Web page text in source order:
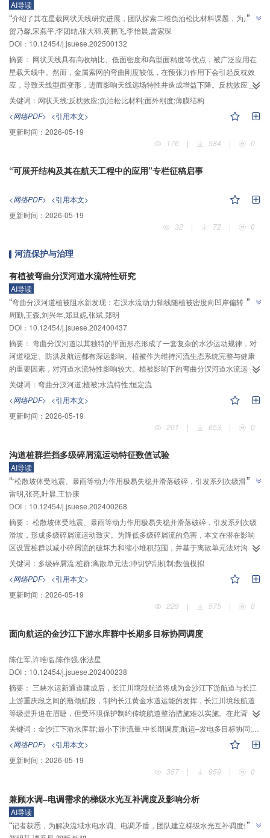
在不同荷载工况下的褶皱分布形貌和模态测试结果，并将其与数值分析结果进
行比较。研究发现，薄膜褶皱程度随张力增加逐渐降低，测得的褶皱方向、模
态频率及振型与数值仿真结果基本一致，验证了平面薄膜张拉方案的有效性和
数值分析结果的可靠性。
AI导读
“介绍了其在星载网状天线研究进展，团队探索二维负泊松比材料课题，为反枕
效应瓶颈提供解决方案”
”
贺乃馨,宋燕平,李团结,张大羽,黄鹏飞,李怡晨,曾家琛
DOI： 10.12454/j.jsuese.202500132
摘要： 网状天线具有高收纳比、低面密度和高型面精度等优点，被广泛应用在
星载天线中。然而，金属索网的弯曲刚度较低，在预张力作用下会引起反枕效
应，导致天线型面变形，进而影响天线远场特性并造成增益下降。反枕效应已
成为制约网状天线向大口径、高精度发展的主要瓶颈之一。本文系统总结了当
前反枕效应的解决方案，主要包括：基于薄壳无矩理论的解决方案（施加面外
载荷、优化边界形状和调整薄膜内力比）、基于薄壳理论的解决方案（减小薄
壳厚度或减小薄壳杨氏模量），同时指出这些方案均存在一定的局限性。在此
基础上，结合超材料的最新研究进展，提出将二维负泊松比材料制成薄板，并
的曲面为正高斯曲率曲面，从而解决反枕效应。由于应用于网状天线上的负泊
负泊松比材料，针对现有负泊松比材料拉伸载荷下容易失效、难以匹配张拉系
统的问题，提出了一种新型预收卷六韧带手性材料，新型材料对缓解反枕效
应、简化天线结构、缩减天线质量具有显著潜力，并在此框架下展望了未来负
关键词： 网状天线;反枕效应;负泊松比材料;面外刚度;薄膜结构
<网络PDF> <引用本文>
更新时间： 2026-05-19
176
| 584 | 0
“可展开结构及其在航天工程中的应用”专栏征稿启事
<网络PDF> <引用本文>
更新时间： 2026-05-19
32
| 72 | 0
河流保护与治理
有植被弯曲分汊河道水流特性研究
AI导读
“弯曲分汊河道植被阻水新发现：右汊水流动力轴线随植被密度向凹岸偏转，为
河道整治与生态修复奠基”
”
周勤,王森,刘兴年,郑旦妮,张斌,郑明
DOI： 10.12454/j.jsuese.202400437
摘要： 弯曲分汊河道以其独特的平面形态形成了一套复杂的水沙运动规律，对
河道稳定、防洪及航运都有深远影响。植被作为维持河流生态系统完整与健康
的重要因素，对河道水流特性影响较大。植被影响下的弯曲分汊河道水流运动
是一种特殊而复杂的水流问题，而目前针对其水流特性的相关研究较少。本文
基于物理模型开展不同来流及不同植被密度影响下的弯曲分汊河道概化试验，
分析了有植被弯曲分汊河道水流的运动特性，主要包括水面高程、水面比降、
表层流速分布及水流动力轴线变化等。试验结果表明：弯曲分汊河道水位受流
量影响较大，随着流量的增加水位呈现阶梯式增长，而随着植被密度的增加水
流速受植被影响差异较大；右汊有植被条件下，受植被阻水作用影响，分汊段
右汊水流动力轴线逐渐向凹岸侧偏转，且植被密度越大，水流动力轴线越靠近
凹岸侧。研究成果一定程度上可为相关的河道整治、河流生态修复等提供理论
参考。
关键词： 弯曲分汊河道;植被;水流特性;恒定流
<网络PDF> <引用本文>
更新时间： 2026-05-19
201
| 653 | 0
沟道桩群拦挡多级碎屑流运动特征数值试验
AI导读
““松散坡体受地震、暴雨等动力作用极易失稳并滑落破碎，引发系列次级滑坡，
形成多级碎屑流运动致灾”，介绍了其在灾害防控领域的研究进展，研究团队探
索了桩群拦挡碎屑流的布置策略，为降低多级碎屑流危害提供解决方案。
”
雷明,张亮,叶晨,王协康
DOI： 10.12454/j.jsuese.202400268
摘要： 松散坡体受地震、暴雨等动力作用极易失稳并滑落破碎，引发系列次级
滑坡，形成多级碎屑流运动致灾。为降低多级碎屑流的危害，本文在潜在影响
区设置桩群以减小碎屑流的破坏力和缩小堆积范围，并基于离散单元法对沟道
内桩群拦挡多级碎屑流的运动及堆积过程开展模拟研究。结果表明：首次来沙
时，颗粒沿程方向速度随桩群排间距、排数的降低及侧向间距的增加而提高；
竖直方向速度随桩群排数的增加和侧向间距的减小而下降，但对排间距并不敏
感。桩群的设置能使下游来沙强度降低约47.6%，且下游来沙强度随桩群排间
距、排数的增加及侧向间距的减小而下降。同时，下游来沙时间因桩群排数的
的平均作用力越靠近下游，其峰值越小。以侧向间距3 m、排间距4 m的布置形
15.8%，但排间距和排数的变化对其影响较弱；桩群侧向间距的增大对首排平
均作用力的峰值影响相对有限，而其余排平均作用力的值会相应提高。再次来
沙时，相较于首次来沙，桩群排间距的增加会引起颗粒竖直方向速度明显降
低，致使下游来沙时间略有延迟。桩群排平均作用力的初始值随排间距、排数
的增加及侧向间距的减小逐渐提升；随着上游的持续来沙，桩群排间距、排
数、侧向间距的增加对首排平均作用力的峰值影响并不显著，而其余排平均作
数的增加及侧向间距的减小相应提高，且越接近下游其值越大。此外，碎屑流
铲刮距离、铲刮深度随桩群排间距、排数的增大和侧向间距的降低而减小，冲
击铲刮模式由冲切破坏为主转变为冲切破坏和运动剪切破坏相结合。
关键词： 多级碎屑流;桩群;离散单元法;冲切铲刮机制;数值模拟
<网络PDF> <引用本文>
更新时间： 2026-05-19
229
| 575 | 0
面向航运的金沙江下游水库群中长期多目标协同调度
陈仕军,许唯临,陈作强,张法星
DOI： 10.12454/j.jsuese.202400238
摘要： 三峡水运新通道建成后，长江川境段航道将成为金沙江下游航道与长江
上游重庆段之间的瓶颈航段，制约长江黄金水道运能的发挥，长江川境段航道
等级提升迫在眉睫，但受环境保护制约传统航道整治措施难以实施。在此背景
下，开展金沙江下游水库群中长期航运‒发电多目标协同调度研究，探索利用金
沙江下游梯级水库群的调蓄作用，增加枯水期长江川境段河道流量、提高长江
川境段航道等级的可行性。本文以向家坝水电站枯水期最小下泄流量最大和梯
级总发电量最大为目标，构建了金沙江下游梯级水库群航运‒发电多目标协同调
度模型，并采用逐步优化算法进行航运‒发电多目标协同调度模型的求解计算。
同调度模型在丰水年、平水年、枯水年能够将向家坝水库的最小下泄流量分别
提升43.97%、23.53%和19.48%，而金沙江下游梯级水电站群的总发电量分别
减少0.76%、1.72%和1.02%，枯水期梯级最小出力的减幅分别为36.32%、
关键词： 金沙江下游水库群;最小下泄流量;中长期调度;航运‒发电多目标协同;梯级总发电量
<网络PDF> <引用本文>
更新时间： 2026-05-19
357
| 959 | 0
兼顾水调‒电调需求的梯级水光互补调度及影响分析
AI导读
“记者获悉，为解决流域水电水调、电调矛盾，团队建立梯级水光互补调度体
”